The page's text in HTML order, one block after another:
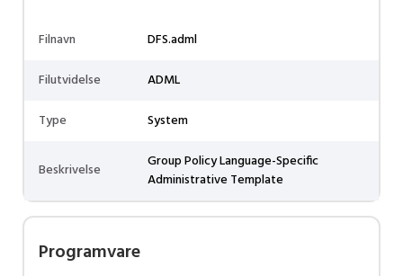
Filnavn
DFS.adml
Filutvidelse
ADML
Type
System
Beskrivelse
Group Policy Language-Specific
Administrative Template
Programvare